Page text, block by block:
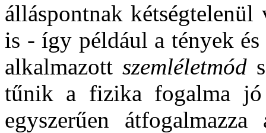
álláspontnak
is - így például a tények
alkalmazott szemléletmód
tűnik a fizika fogalma jó
egyszerűen